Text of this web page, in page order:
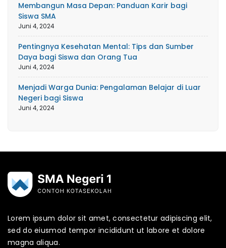
Membangun Masa Depan: Panduan Karir bagi
Siswa SMA
Juni 4, 2024
Pentingnya Kesehatan Mental: Tips dan Sumber
Daya bagi Siswa dan Orang Tua
Juni 4, 2024
Menjadi Warga Dunia: Pengalaman Belajar di Luar
Negeri bagi Siswa
Juni 4, 2024
Lorem ipsum dolor sit amet, consectetur adipiscing elit,
sed do eiusmod tempor incididunt ut labore et dolore
magna aliqua.